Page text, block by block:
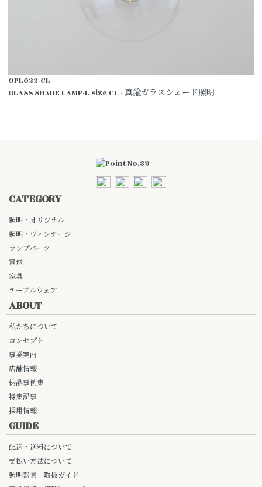
OPL022-CL
GLASS SHADE LAMP-L size CL / 真鍮ガラスシェード照明
CATEGORY
照明・オリジナル
照明・ヴィンテージ
ランプパーツ
電球
家具
テーブルウェア
ABOUT
私たちについて
コンセプト
事業案内
店舗情報
納品事例集
特集記事
採用情報
GUIDE
配送・送料について
支払い方法について
照明器具 取扱ガイド